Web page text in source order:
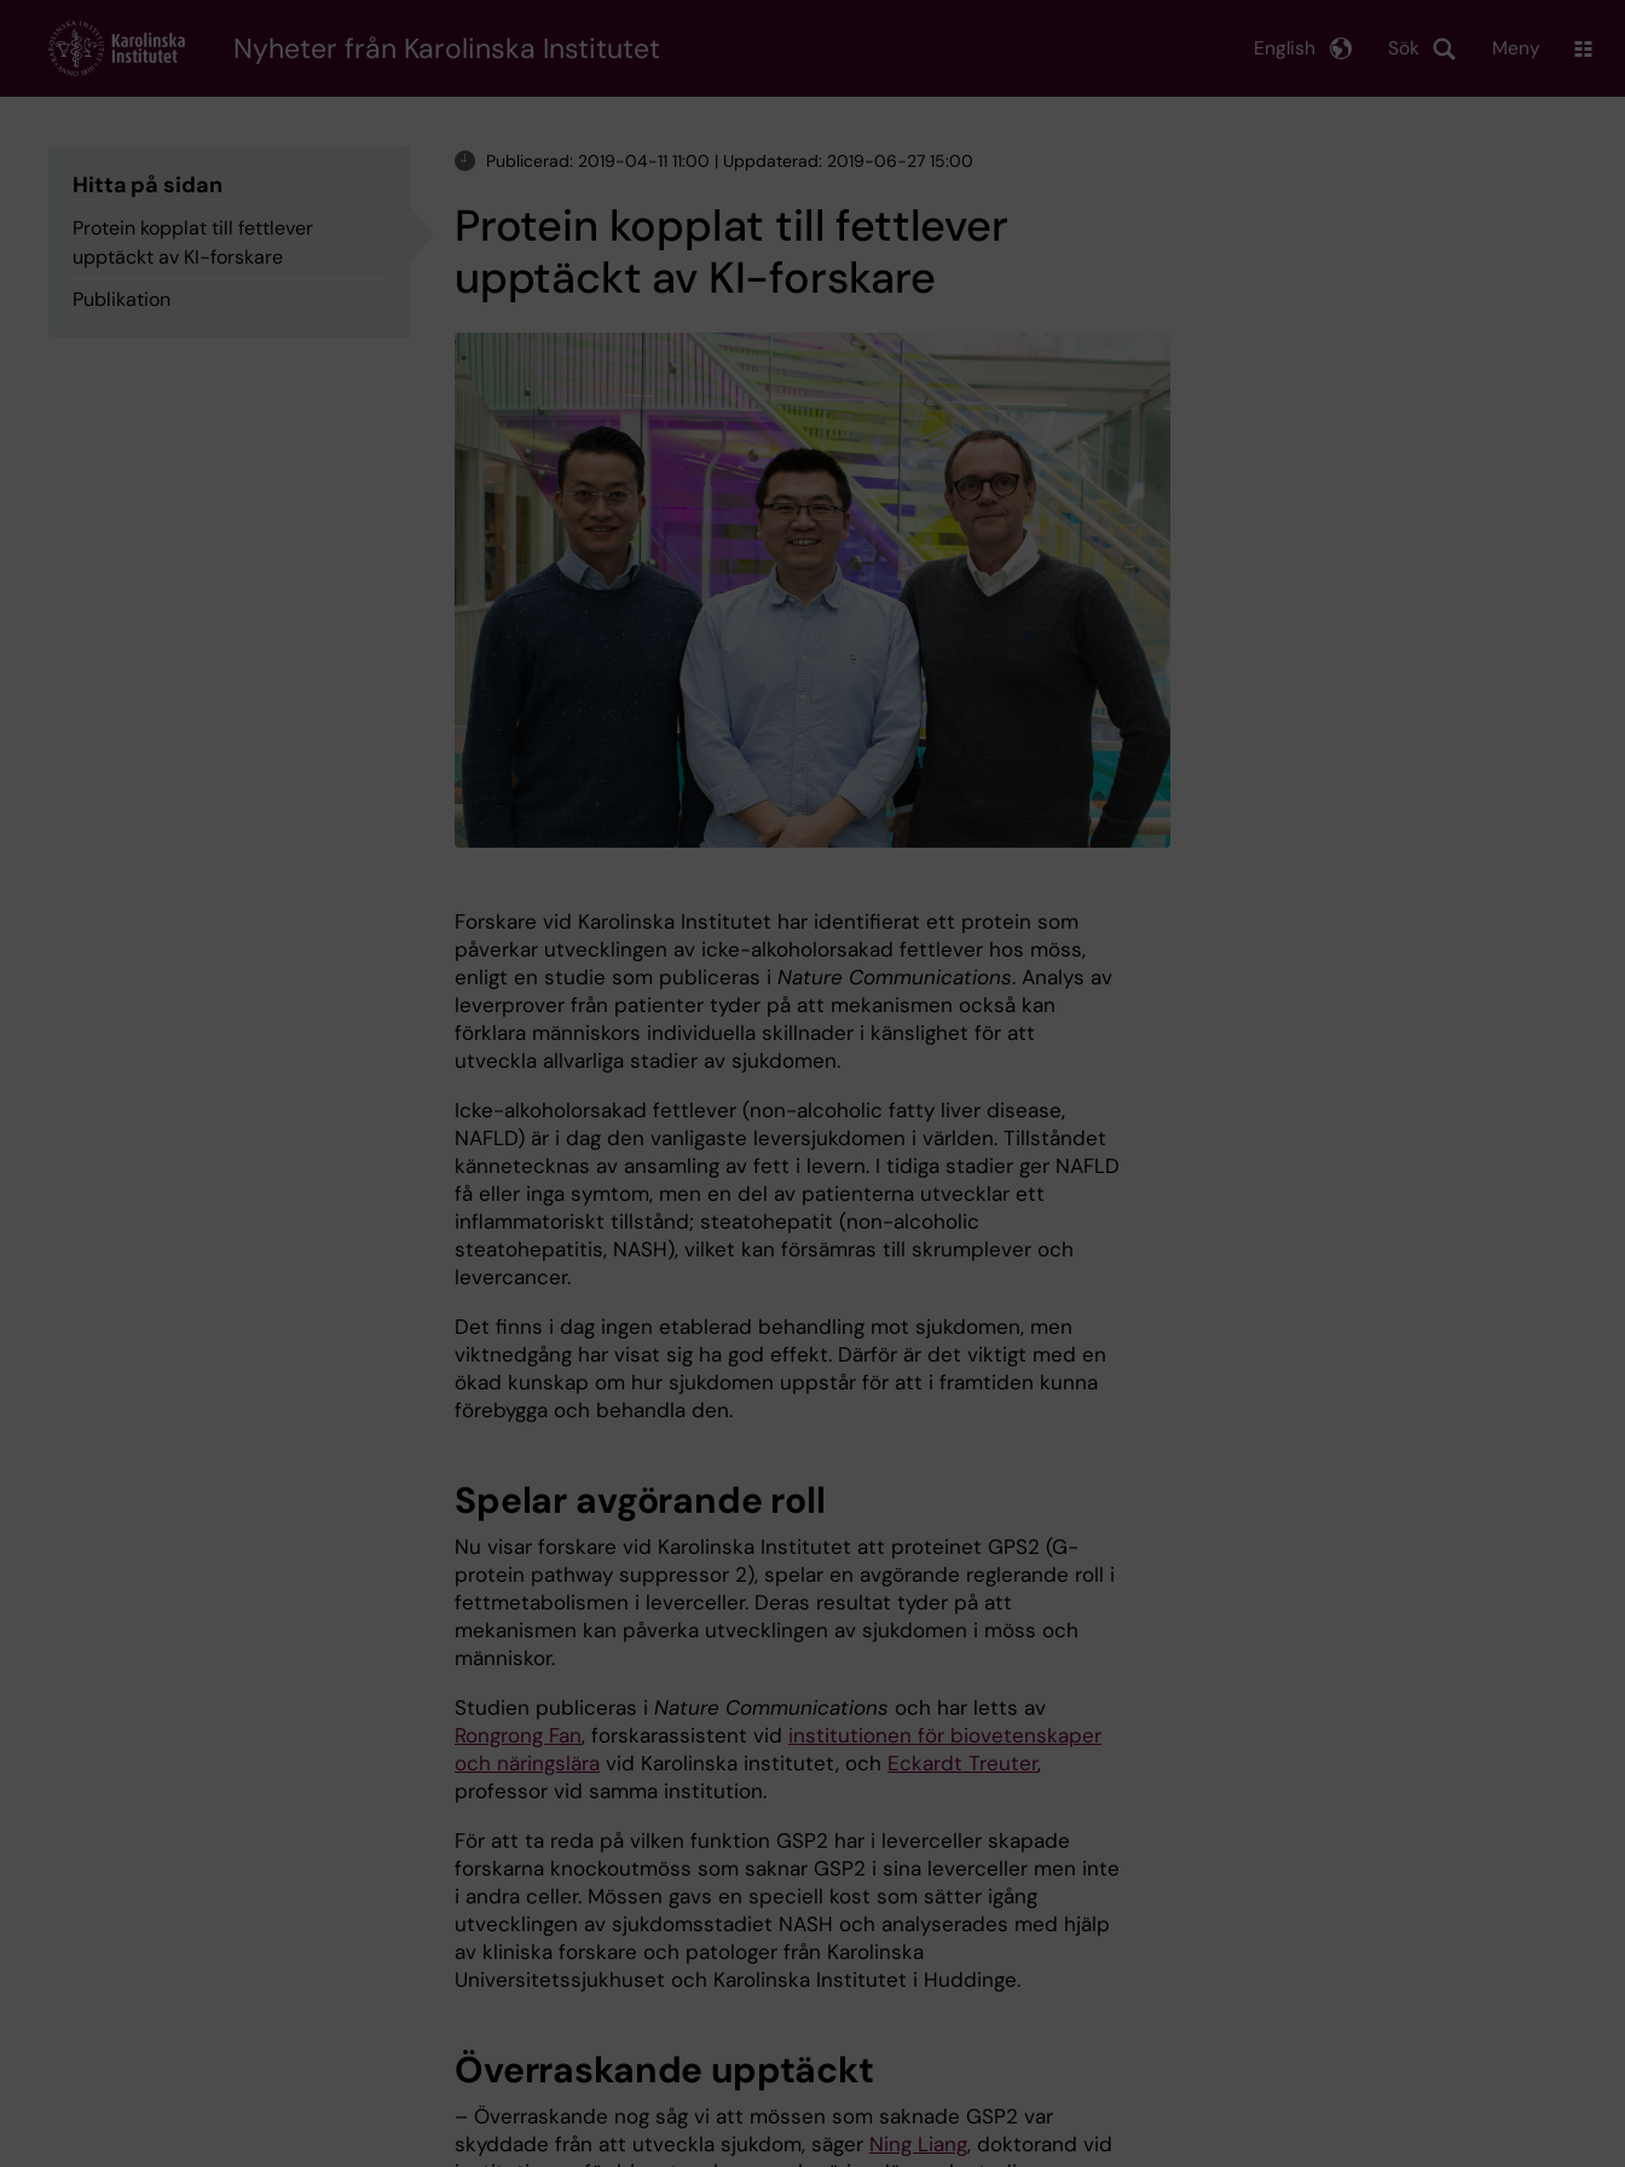
content
Nyheter från Karolinska Institutet Sök
English Meny
Hitta på sidan
Protein kopplat till fettlever
upptäckt av KI-forskare
Publikation
Publicerad: 2019-04-11 11:00 | Uppdaterad: 2019-06-27 15:00
Protein kopplat till fettlever
upptäckt av KI-forskare
Forskare vid Karolinska Institutet har identifierat ett protein som
påverkar utvecklingen av icke-alkoholorsakad fettlever hos möss,
enligt en studie som publiceras i Nature Communications. Analys av
leverprover från patienter tyder på att mekanismen också kan
förklara människors individuella skillnader i känslighet för att
utveckla allvarliga stadier av sjukdomen.
Icke-alkoholorsakad fettlever (non-alcoholic fatty liver disease,
NAFLD) är i dag den vanligaste leversjukdomen i världen. Tillståndet
kännetecknas av ansamling av fett i levern. I tidiga stadier ger NAFLD
få eller inga symtom, men en del av patienterna utvecklar ett
inflammatoriskt tillstånd; steatohepatit (non-alcoholic
steatohepatitis, NASH), vilket kan försämras till skrumplever och
levercancer.
Det finns i dag ingen etablerad behandling mot sjukdomen, men
viktnedgång har visat sig ha god effekt. Därför är det viktigt med en
ökad kunskap om hur sjukdomen uppstår för att i framtiden kunna
förebygga och behandla den.
Spelar avgörande roll
Nu visar forskare vid Karolinska Institutet att proteinet GPS2 (G-
protein pathway suppressor 2), spelar en avgörande reglerande roll i
fettmetabolismen i leverceller. Deras resultat tyder på att
mekanismen kan påverka utvecklingen av sjukdomen i möss och
människor.
Studien publiceras i Nature Communications och har letts av
Rongrong Fan, forskarassistent vid institutionen för biovetenskaper
och näringslära vid Karolinska institutet, och Eckardt Treuter,
professor vid samma institution.
För att ta reda på vilken funktion GSP2 har i leverceller skapade
forskarna knockoutmöss som saknar GSP2 i sina leverceller men inte
i andra celler. Mössen gavs en speciell kost som sätter igång
utvecklingen av sjukdomsstadiet NASH och analyserades med hjälp
av kliniska forskare och patologer från Karolinska
Universitetssjukhuset och Karolinska Institutet i Huddinge.
Överraskande upptäckt
– Överraskande nog såg vi att mössen som saknade GSP2 var
skyddade från att utveckla sjukdom, säger Ning Liang, doktorand vid